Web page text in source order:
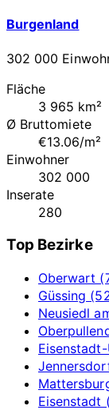
Burgenland
302 000
Fläche
3 965 km²
Ø Bruttomiete
€13.06/m²
Einwohner
302 000
Inserate
280
Top Bezirke
Oberwart
Güssing
Neusiedl
Eisenstadt